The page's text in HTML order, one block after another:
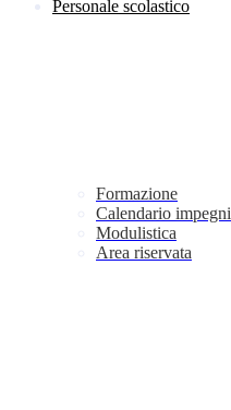
Personale scolastico
Formazione
Calendario impegni
Modulistica
Area riservata